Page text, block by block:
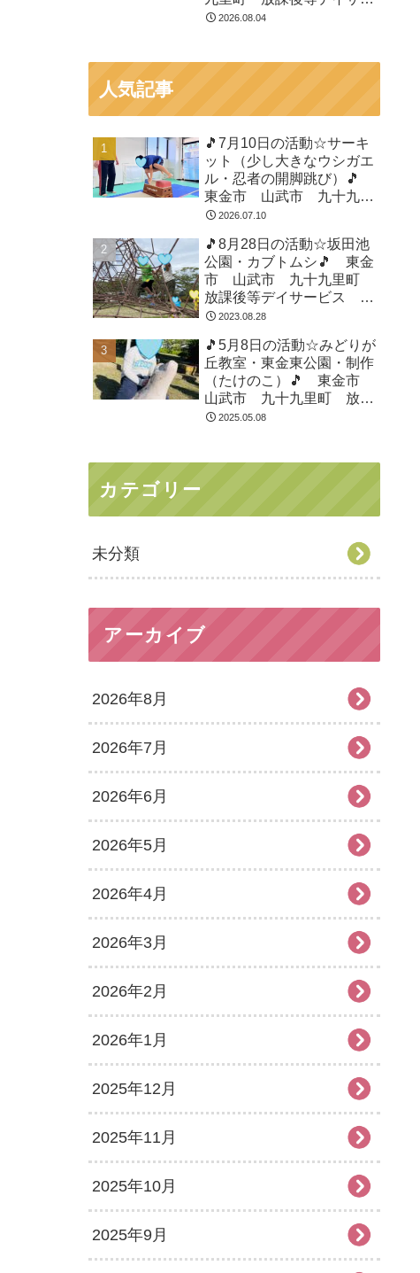
ビス 児童発達支援 運動
2026.08.04
人気記事
🎵7月10日の活動☆サーキ
ット（少し大きなウシガエ
ル・忍者の開脚跳び）🎵
東金市 山武市 九十九里
町 放課後等デイサービ
育 教室見学
2026.07.10
🎵8月28日の活動☆坂田池
公園・カブトムシ🎵 東金
市 山武市 九十九里町
放課後等デイサービス 児
童発達支援 運動療育 教
2023.08.28
🎵5月8日の活動☆みどりが
丘教室・東金東公園・制作
（たけのこ）🎵 東金市
山武市 九十九里町 放課
後等デイサービス 児童発
2025.05.08
カテゴリー
未分類
アーカイブ
2026年8月
2026年7月
2026年6月
2026年5月
2026年4月
2026年3月
2026年2月
2026年1月
2025年12月
2025年11月
2025年10月
2025年9月